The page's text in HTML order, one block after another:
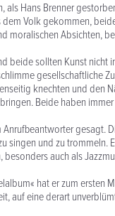
als Hans Brenner
Volk gekommen,
moralischen Absichten,
beide sollten Kunst nicht
gesellschaftliche
knechten und den
Beide haben
gesagt.
singen und zu trommeln.
auch als
hat er zum ersten
auf eine derart